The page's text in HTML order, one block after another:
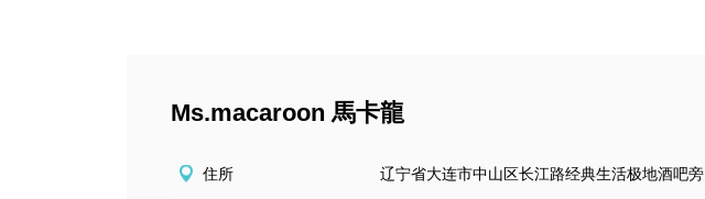
Ms.macaroon 馬卡龍
住所 辽宁省大连市中山区长江路经典生活极地酒吧旁